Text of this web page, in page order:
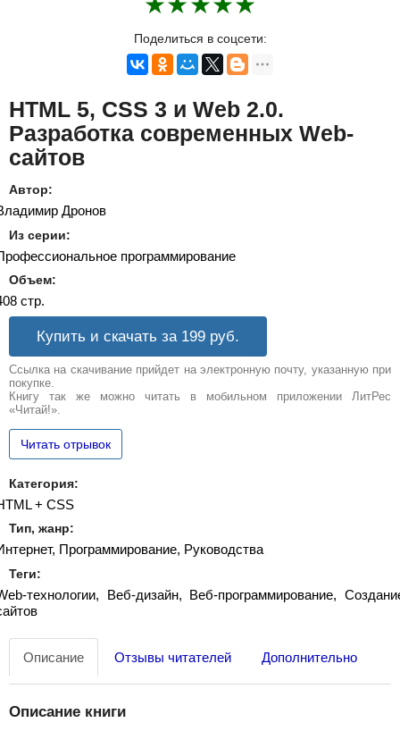
Поделиться в соцсети:
HTML 5, CSS 3 и Web 2.0.
Разработка современных Web-
сайтов
Автор:
Дронов
Из серии:
программирование
Объем:
стр.
Купить и скачать за 199 руб.
Ссылка на скачивание прийдет на электронную почту, указанную при
покупке.
Книгу так же можно читать в мобильном приложении ЛитРес
«Читай!».
Читать отрывок
Категория:
+ CSS
Тип, жанр:
Программирование, Руководства
Теги:
технологии, Веб-дизайн, Веб-программирование,
Описание Отзывы читателей Дополнительно
Описание книги